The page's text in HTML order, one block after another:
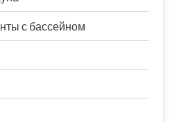
с бассейном